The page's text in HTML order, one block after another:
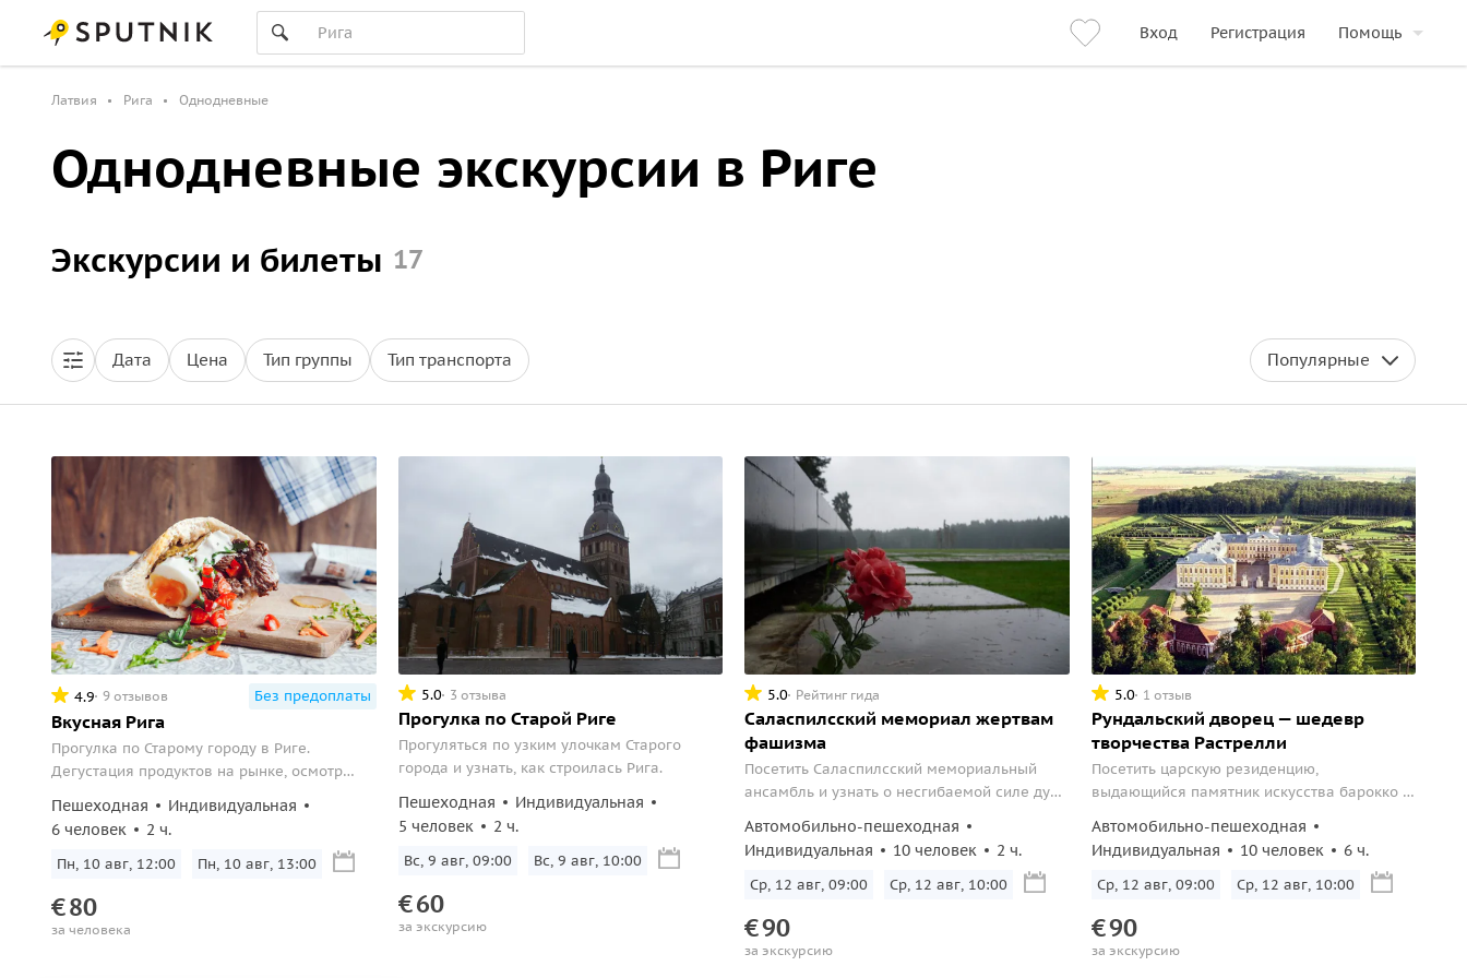
Вход Регистрация Помощь
Латвия Рига Однодневные
Однодневные экскурсии в Риге
Экскурсии и билеты 17
Дата Цена Тип группы Тип транспорта Популярные
4.9 9 отзывов Без предоплаты
Вкусная Рига
Прогулка по Старому городу в Риге.
Дегустация продуктов на рынке, осмотр
Пешеходная
Индивидуальная
6 человек
2 ч.
Пн, 10 авг, 12:00 Пн, 10 авг, 13:00
€80
за человека
5.0 3 отзыва
Прогулка по Старой Риге
Прогуляться по узким улочкам Старого
города и узнать, как строилась Рига.
Пешеходная
Индивидуальная
5 человек
2 ч.
Вс, 9 авг, 09:00 Вс, 9 авг, 10:00
€60
за экскурсию
5.0 Рейтинг гида
Саласпилсский мемориал жертвам
фашизма
Посетить Саласпилсский мемориальный
ансамбль и узнать о несгибаемой силе духа
Автомобильно-пешеходная
Индивидуальная
10 человек 2 ч.
Ср, 12 авг, 09:00 Ср, 12 авг, 10:00
€90
за экскурсию
5.0 1 отзыв
Рундальский дворец — шедевр
творчества Растрелли
Посетить царскую резиденцию,
выдающийся памятник искусства барокко и
Автомобильно-пешеходная
Индивидуальная
10 человек 6 ч.
Ср, 12 авг, 09:00 Ср, 12 авг, 10:00
€90
за экскурсию